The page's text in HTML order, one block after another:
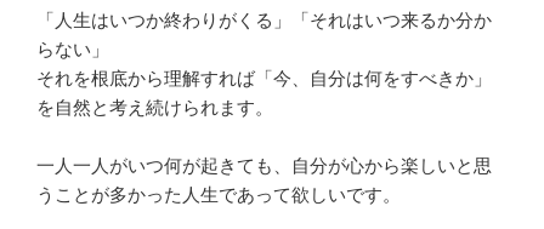
「人生はいつか終わりがくる」「それはいつ来るか分か
らない」
それを根底から理解すれば「今、自分は何をすべきか」
を自然と考え続けられます。
一人一人がいつ何が起きても、自分が心から楽しいと思
うことが多かった人生であって欲しいです。